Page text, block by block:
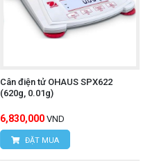
Cân điện tử OHAUS SPX622
(620g, 0.01g)
6,830,000 VND
ĐẶT MUA